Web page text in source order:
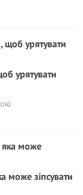
урятувати
може зіпсувати